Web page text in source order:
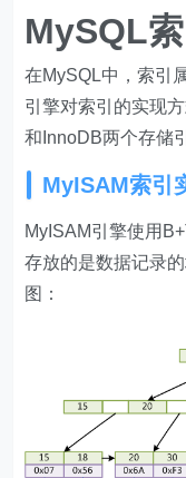
MySQL
在MySQL中，索引
引擎对索引的实现
和InnoDB两个存储
MyISAM索引
MyISAM引擎使用
存放的是数据记录
图：